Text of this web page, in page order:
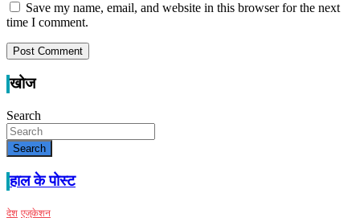
Save my name, email, and website in this browser for the next
time I comment.
खोज
Search
Search
हाल के पोस्ट
देश एजुकेशन